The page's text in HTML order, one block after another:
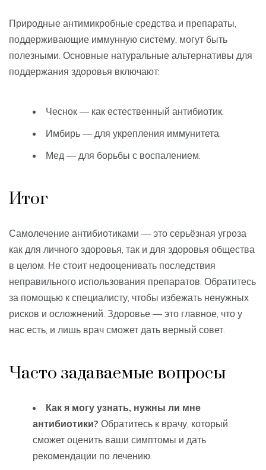
Природные антимикробные средства и препараты,
поддерживающие иммунную систему, могут быть
полезными. Основные натуральные альтернативы для
поддержания здоровья включают:
Чеснок — как естественный антибиотик.
Имбирь — для укрепления иммунитета.
Мед — для борьбы с воспалением.
Итог
Самолечение антибиотиками — это серьёзная угроза
как для личного здоровья, так и для здоровья общества
в целом. Не стоит недооценивать последствия
неправильного использования препаратов. Обратитесь
за помощью к специалисту, чтобы избежать ненужных
рисков и осложнений. Здоровье — это главное, что у
нас есть, и лишь врач сможет дать верный совет.
Часто задаваемые вопросы
Как я могу узнать, нужны ли мне
антибиотики? Обратитесь к врачу, который
сможет оценить ваши симптомы и дать
рекомендации по лечению.